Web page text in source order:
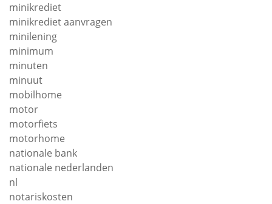
minikrediet
minikrediet aanvragen
minilening
minimum
minuten
minuut
mobilhome
motor
motorfiets
motorhome
nationale bank
nationale nederlanden
nl
notariskosten